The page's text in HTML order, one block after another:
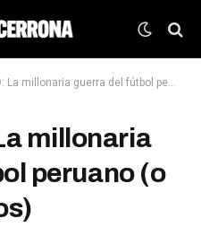
guerra del fútbol peruano (o de sus derechos) #LaEncerrona
millonaria
peruano (o